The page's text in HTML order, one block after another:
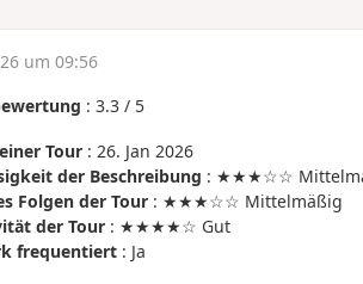
um 09:56
: 3.3/ 5
Tour: 26. Jan 2026
der Beschreibung : ★★★☆☆
Folgen der Tour: ★★★☆☆ Mittelmäßig
der Tour: ★★★★☆ Gut
frequentiert: Ja